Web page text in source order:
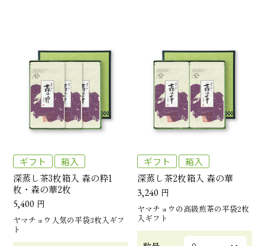
ギフト
箱入
深蒸し茶3枚箱入 森の粋1
枚・森の華2枚
5,400 円
ヤマチョウ人気の平袋3枚入ギフ
ト
ギフト
箱入
深蒸し茶2枚箱入 森の華
3,240 円
ヤマチョウの高級煎茶の平袋2枚
入ギフト